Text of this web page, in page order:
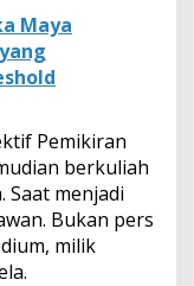
Maya
Pemikiran
berkuliah
Saat menjadi
Bukan pers
milik